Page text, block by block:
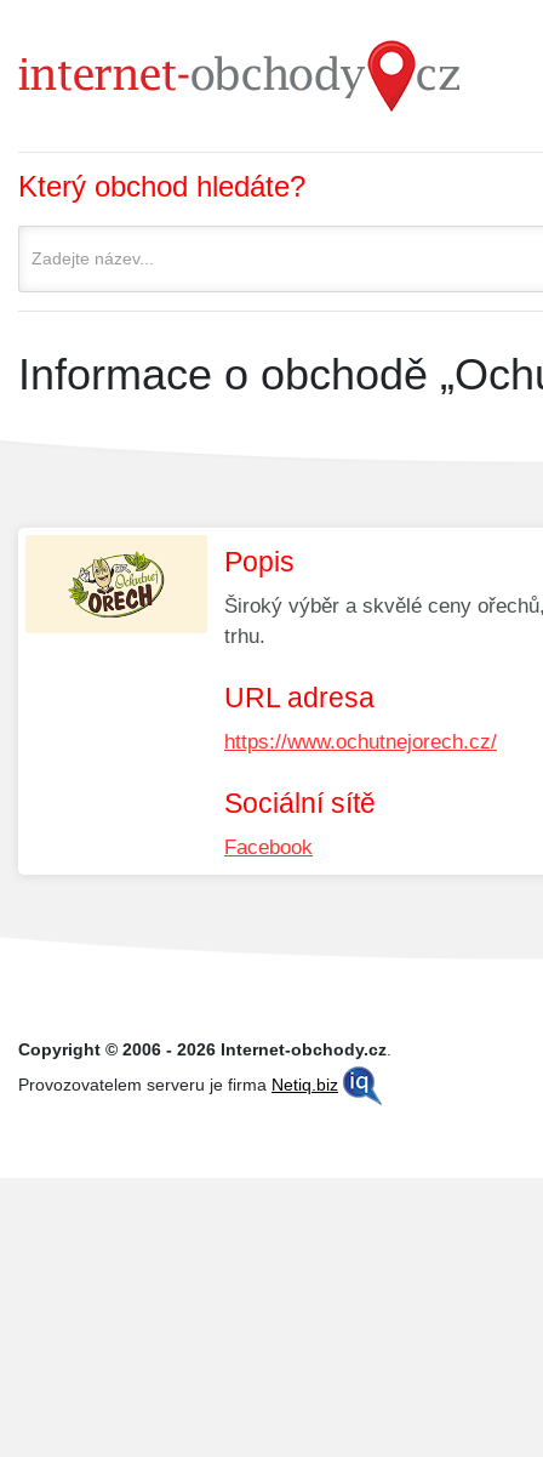
Který obchod hledáte?
Informace o obchodě
Popis
Široký výběr a skvělé ceny
trhu.
URL adresa
https://www.ochutnejorech.cz/
Sociální sítě
Facebook
Copyright © 2006 - 2026 Internet-obchody.cz.
Provozovatelem serveru je firma Netiq.biz